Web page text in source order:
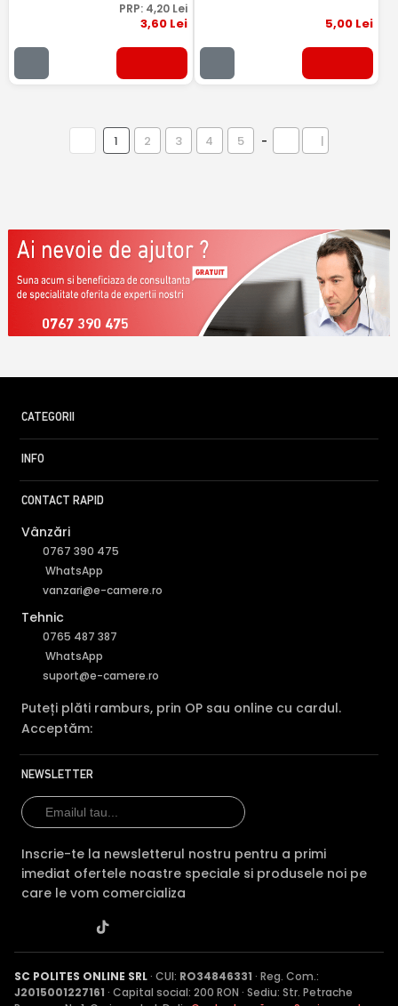
PRP: 4,20Lei
3,60Lei 5,00 Lei
1 2 3 4 5 - |
0767 390 475
CATEGORII
INFO
CONTACT RAPID
Vânzări
0767 390 475
WhatsApp
vanzari@e-camere.ro
Tehnic
0765 487 387
WhatsApp
suport@e-camere.ro
Puteți plăti ramburs, prin OP sau online cu cardul.
Acceptăm:
NEWSLETTER
Inscrie-te la newsletterul nostru pentru a primi
imediat ofertele noastre speciale si produsele noi pe
care le vom comercializa
SC POLITES ONLINE SRL· CUI: RO34846331 · Reg. Com.:
J2015001227161 · Capital social: 200 RON · Sediu: Str. Petrache